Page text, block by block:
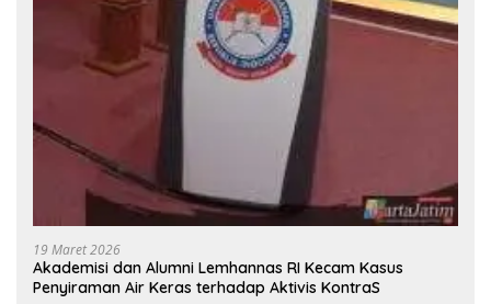
19 Maret 2026
Akademisi dan Alumni Lemhannas RI Kecam Kasus
Penyiraman Air Keras terhadap Aktivis KontraS